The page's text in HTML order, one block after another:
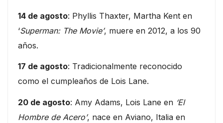
14 de agosto: Phyllis Thaxter, Martha Kent en
‘Superman: The Movie’, muere en 2012, a los 90
años.
17 de agosto: Tradicionalmente reconocido
como el cumpleaños de Lois Lane.
20 de agosto: Amy Adams, Lois Lane en ‘El
Hombre de Acero’, nace en Aviano, Italia en